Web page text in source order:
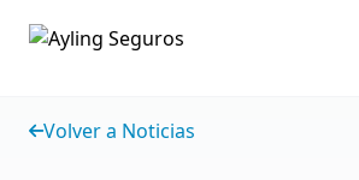
Volver a Noticias